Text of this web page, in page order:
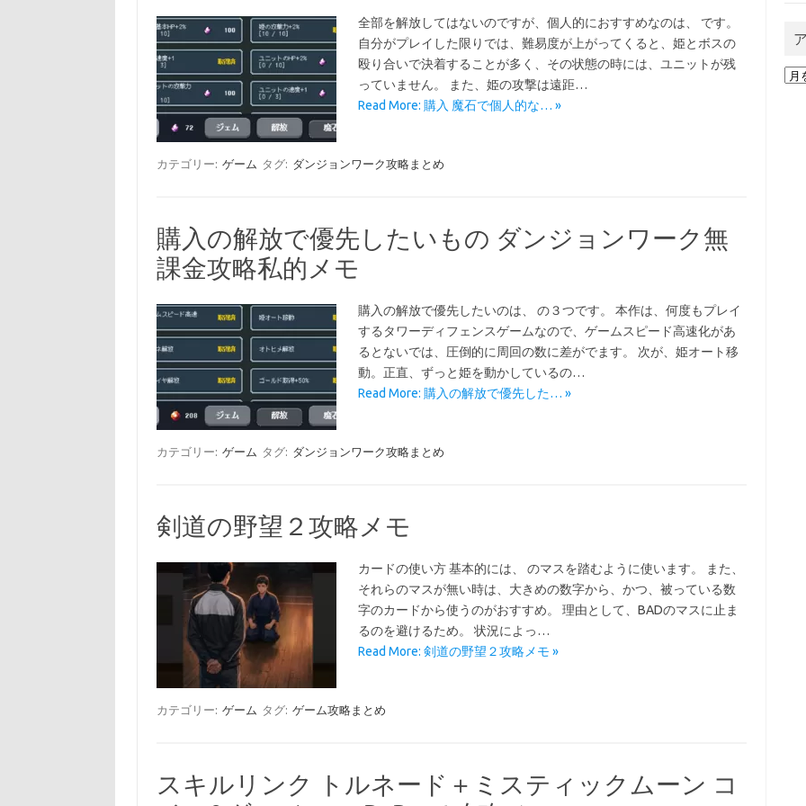
全部を解放してはないのですが、個人的におすすめなのは、 です。
自分がプレイした限りでは、難易度が上がってくると、姫とボスの
殴り合いで決着することが多く、その状態の時には、ユニットが残
っていません。 また、姫の攻撃は遠距…
Read More: 購入 魔石で個人的な… »
カテゴリー: ゲーム タグ: ダンジョンワーク攻略まとめ
購入の解放で優先したいもの ダンジョンワーク無
課金攻略私的メモ
購入の解放で優先したいのは、 の３つです。 本作は、何度もプレイ
するタワーディフェンスゲームなので、ゲームスピード高速化があ
るとないでは、圧倒的に周回の数に差がでます。 次が、姫オート移
動。正直、ずっと姫を動かしているの…
Read More: 購入の解放で優先した… »
カテゴリー: ゲーム タグ: ダンジョンワーク攻略まとめ
剣道の野望２攻略メモ
カードの使い方 基本的には、 のマスを踏むように使います。 また、
それらのマスが無い時は、大きめの数字から、かつ、被っている数
字のカードから使うのがおすすめ。 理由として、BADのマスに止ま
るのを避けるため。 状況によっ…
Read More: 剣道の野望２攻略メモ »
カテゴリー: ゲーム タグ: ゲーム攻略まとめ
スキルリンク トルネード＋ミスティックムーン コ
ア